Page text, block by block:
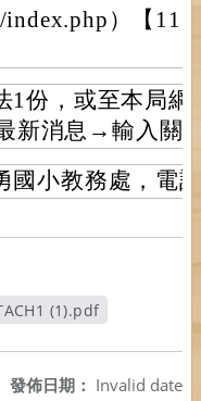
index.php）【
1份，或至本局網
新消息→輸入關
國小教務處，電
(1).pdf
發佈日期： Invalid date